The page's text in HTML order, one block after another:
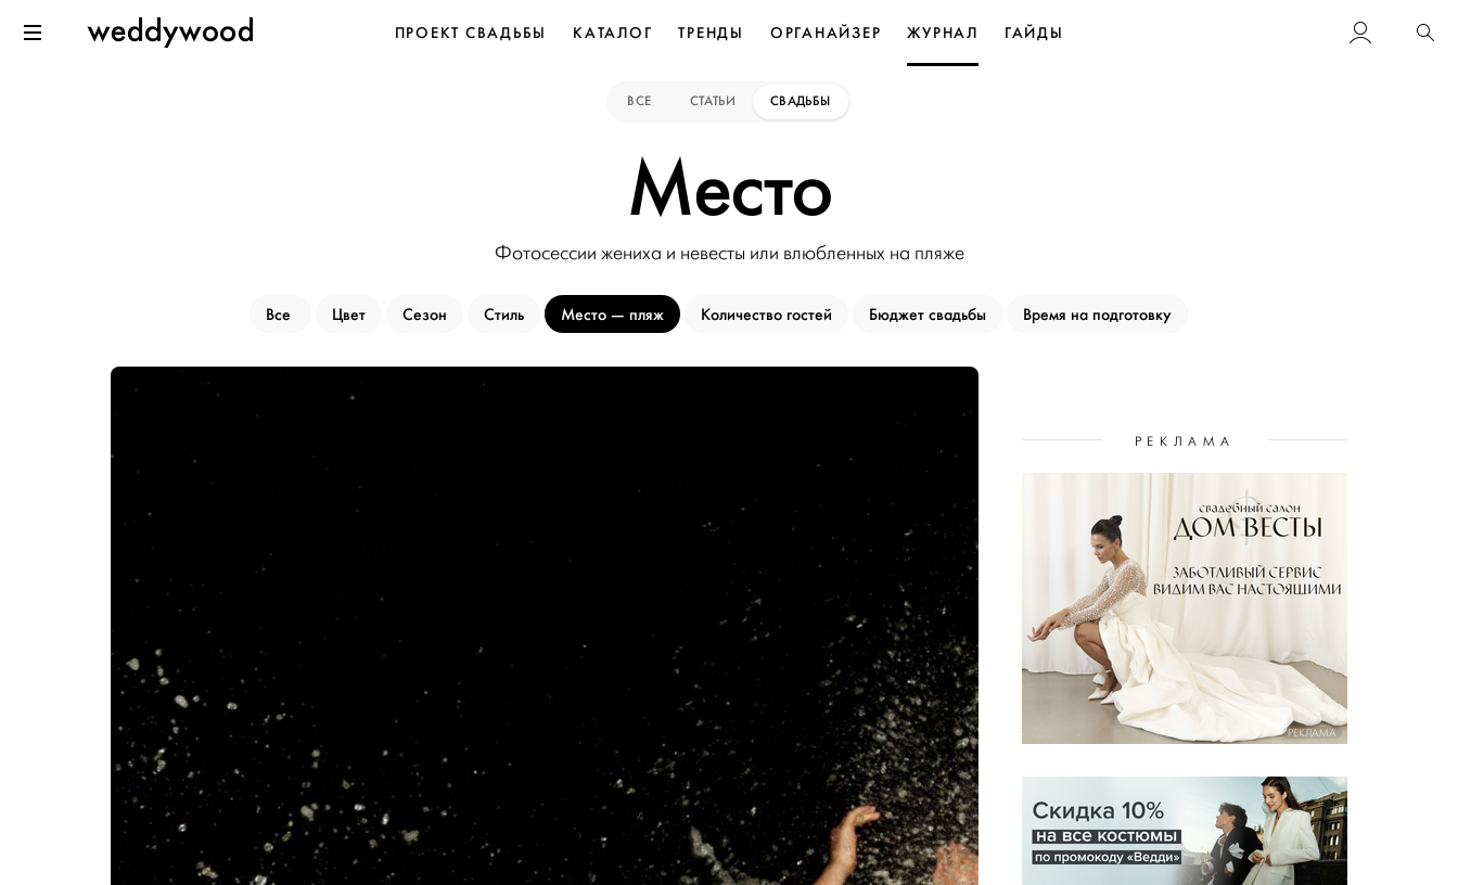
к содержанию
WeddywoodПРОЕКТ СВАДЬБЫ КАТАЛОГ ТРЕНДЫ ОРГАНАЙЗЕР ЖУРНАЛ ГАЙДЫ
ВСЕ СТАТЬИ СВАДЬБЫ
Место
Фотосессии жениха и невесты или влюбленных на пляже
Все Цвет Сезон Стиль Место пляж Количество гостей Бюджет свадьбы Время на подготовку
РЕКЛАМА
РЕКЛАМА